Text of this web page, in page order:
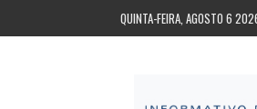
QUINTA-FEIRA, AGOSTO 6